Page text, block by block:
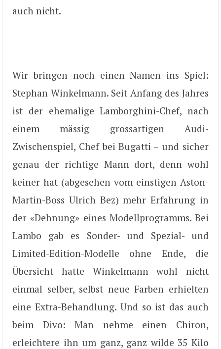
auch nicht.
Wir bringen noch einen Namen ins Spiel:
Stephan Winkelmann. Seit Anfang des Jahres
ist der ehemalige Lamborghini-Chef, nach
einem mässig grossartigen Audi-
Zwischenspiel, Chef bei Bugatti – und sicher
genau der richtige Mann dort, denn wohl
keiner hat (abgesehen vom einstigen Aston-
Martin-Boss Ulrich Bez) mehr Erfahrung in
der «Dehnung» eines Modellprogramms. Bei
Lambo gab es Sonder- und Spezial- und
Limited-Edition-Modelle ohne Ende, die
Übersicht hatte Winkelmann wohl nicht
einmal selber, selbst neue Farben erhielten
eine Extra-Behandlung. Und so ist das auch
beim Divo: Man nehme einen Chiron,
erleichtere ihn um ganz, ganz wilde 35 Kilo